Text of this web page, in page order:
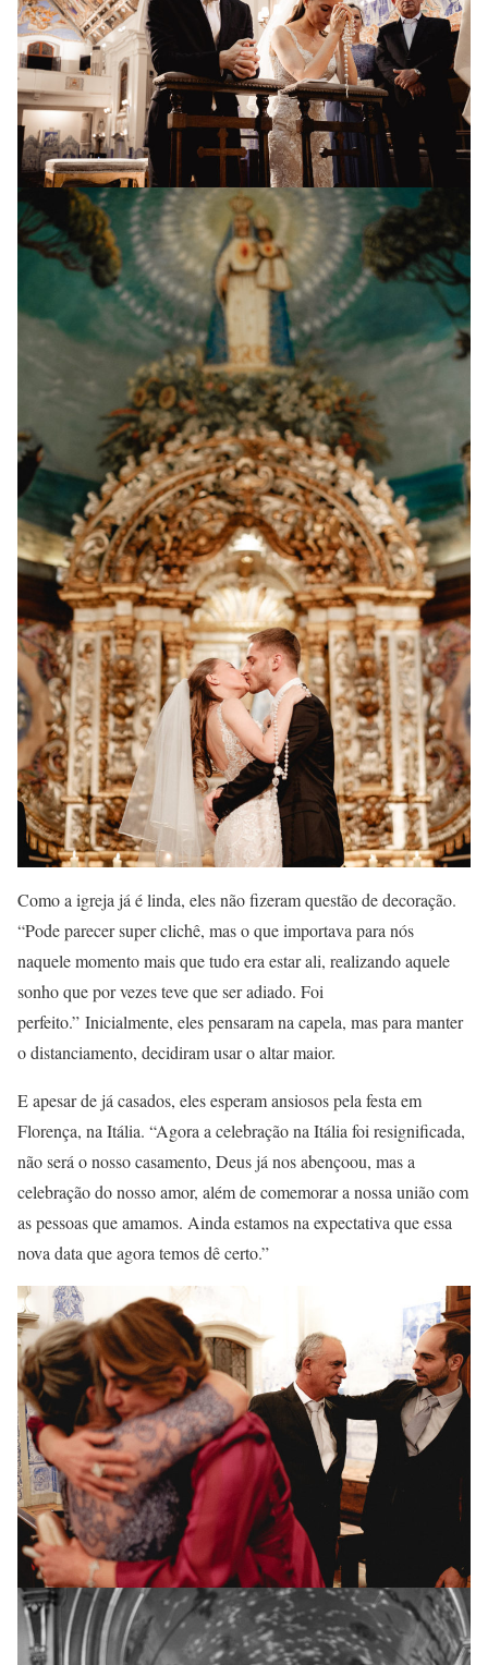
Como a igreja já é linda, eles não fizeram questão de decoração.
“Pode parecer super clichê, mas o que importava para nós
naquele momento mais que tudo era estar ali, realizando aquele
sonho que por vezes teve que ser adiado. Foi
perfeito.” Inicialmente, eles pensaram na capela, mas para manter
o distanciamento, decidiram usar o altar maior.
E apesar de já casados, eles esperam ansiosos pela festa em
Florença, na Itália. “Agora a celebração na Itália foi resignificada,
não será o nosso casamento, Deus já nos abençoou, mas a
celebração do nosso amor, além de comemorar a nossa união com
as pessoas que amamos. Ainda estamos na expectativa que essa
nova data que agora temos dê certo.”